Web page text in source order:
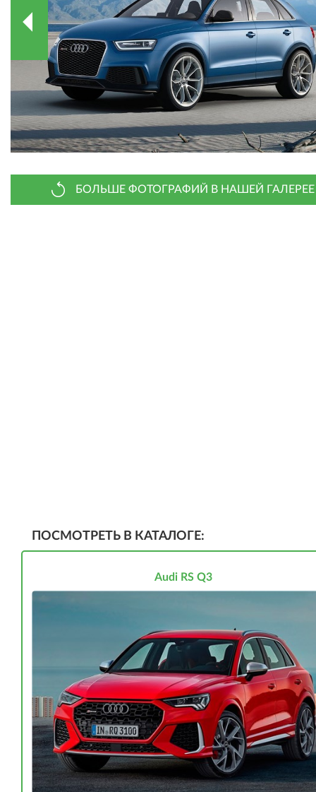
БОЛЬШЕ ФОТОГРАФИЙ В НАШЕЙ ГАЛЕРЕЕ
ПОСМОТРЕТЬ В КАТАЛОГЕ:
Audi RS Q3